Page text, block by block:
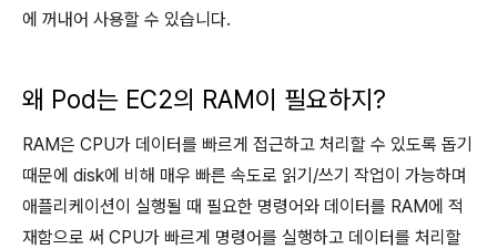
에 꺼내어 사용할 수 있습니다.
왜 Pod는 EC2의 RAM이 필요하지?
RAM은 CPU가 데이터를 빠르게 접근하고 처리할 수 있도록 돕기
때문에 disk에 비해 매우 빠른 속도로 읽기/쓰기 작업이 가능하며
애플리케이션이 실행될 때 필요한 명령어와 데이터를 RAM에 적
재함으로 써 CPU가 빠르게 명령어를 실행하고 데이터를 처리할